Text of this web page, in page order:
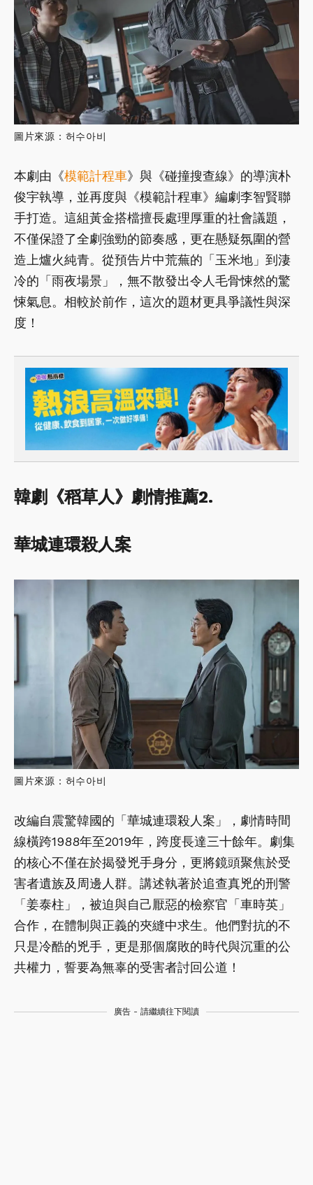
圖片來源：허수아비
本劇由《模範計程車》與《碰撞搜查線》的導演朴
俊宇執導，並再度與《模範計程車》編劇李智賢聯
手打造。這組黃金搭檔擅長處理厚重的社會議題，
不僅保證了全劇強勁的節奏感，更在懸疑氛圍的營
造上爐火純青。從預告片中荒蕪的「玉米地」到淒
冷的「雨夜場景」，無不散發出令人毛骨悚然的驚
悚氣息。相較於前作，這次的題材更具爭議性與深
度！
韓劇《稻草人》劇情推薦2.
華城連環殺人案
圖片來源：허수아비
改編自震驚韓國的「華城連環殺人案」，劇情時間
線橫跨1988年至2019年，跨度長達三十餘年。劇集
的核心不僅在於揭發兇手身分，更將鏡頭聚焦於受
害者遺族及周邊人群。講述執著於追查真兇的刑警
「姜泰柱」，被迫與自己厭惡的檢察官「車時英」
合作，在體制與正義的夾縫中求生。他們對抗的不
只是冷酷的兇手，更是那個腐敗的時代與沉重的公
共權力，誓要為無辜的受害者討回公道！
廣告 - 請繼續往下閱讀